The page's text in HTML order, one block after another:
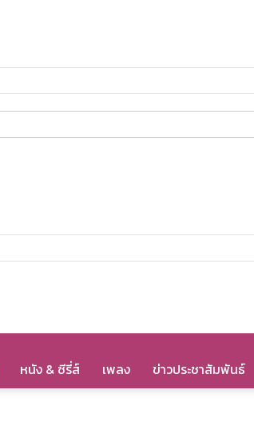
หนัง & ซีรี่ส์ เพลง ข่าวประชาสัมพันธ์